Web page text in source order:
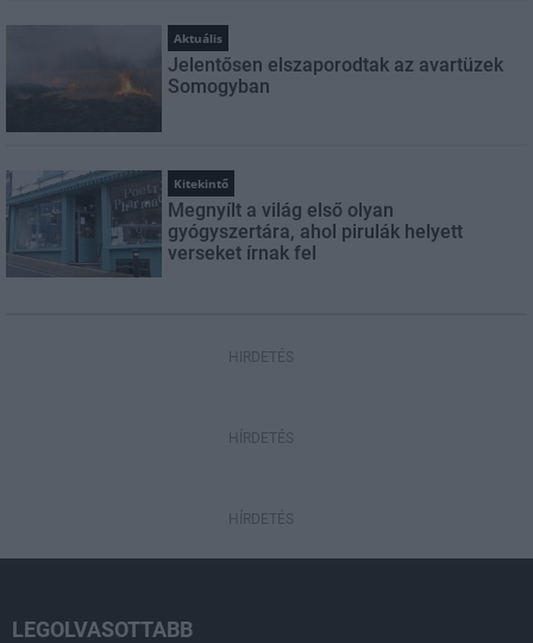
Aktuális
Jelentősen elszaporodtak az avartüzek
Somogyban
Kitekintő
Megnyílt a világ első olyan
gyógyszertára, ahol pirulák helyett
verseket írnak fel
HIRDETÉS
HÍRDETÉS
HÍRDETÉS
LEGOLVASOTTABB